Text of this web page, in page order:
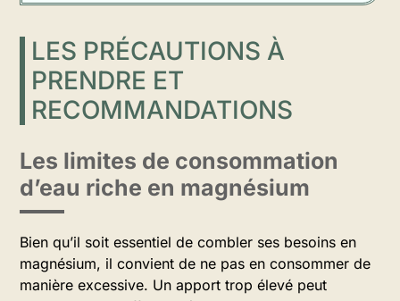
LES PRÉCAUTIONS À
PRENDRE ET
RECOMMANDATIONS
Les limites de consommation
d’eau riche en magnésium
Bien qu’il soit essentiel de combler ses besoins en
magnésium, il convient de ne pas en consommer de
manière excessive. Un apport trop élevé peut